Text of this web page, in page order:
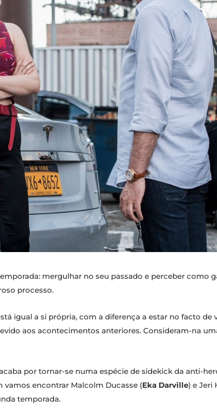
mergulhar no seu passado e perceber como
processo.
igual a si própria, com a diferença a estar no facto de
aos acontecimentos anteriores. Consideram-na
por tornar-se numa espécie de sidekick da anti-
vamos encontrar Malcolm Ducasse (Eka Darville) e Jeri
temporada.